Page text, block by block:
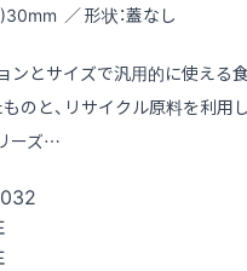
／ 形状：蓋なし
ンとサイズで汎用的に使える
のと、リサイクル原料を利用
ーズ…